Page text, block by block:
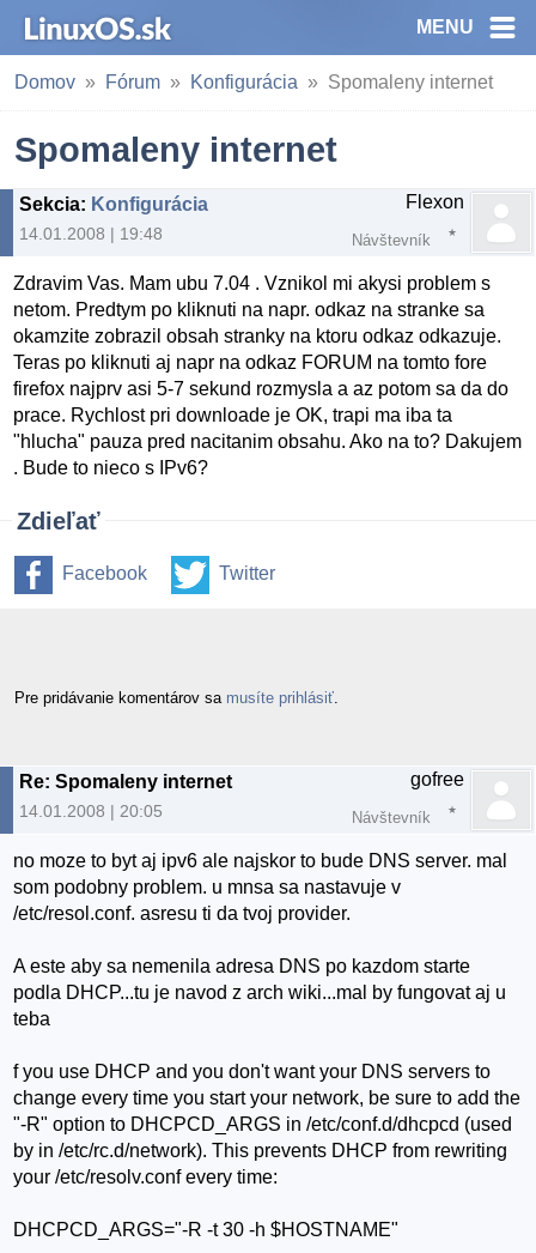
MENU
Domov Fórum Konfigurácia Spomaleny internet
Spomaleny internet
Sekcia: Konfigurácia
14.01.2008 | 19:48
Flexon
Návštevník
Zdravim Vas. Mam ubu 7.04 . Vznikol mi akysi problem s
netom. Predtym po kliknuti na napr. odkaz na stranke sa
okamzite zobrazil obsah stranky na ktoru odkaz odkazuje.
Teras po kliknuti aj napr na odkaz FORUM na tomto fore
firefox najprv asi 5-7 sekund rozmysla a az potom sa da do
prace. Rychlost pri downloade je OK, trapi ma iba ta
"hlucha" pauza pred nacitanim obsahu. Ako na to? Dakujem
. Bude to nieco s IPv6?
Zdieľať
Facebook Twitter
Pre pridávanie komentárov sa musíte prihlásiť
Re: Spomaleny internet
14.01.2008 | 20:05
gofree
Návštevník
no moze to byt aj ipv6 ale najskor to bude DNS server. mal
som podobny problem. u mnsa sa nastavuje v
/etc/resol.conf. asresu ti da tvoj provider.
A este aby sa nemenila adresa DNS po kazdom starte
podla DHCP...tu je navod z arch wiki...mal by fungovat aj u
teba
f you use DHCP and you don't want your DNS servers to
change every time you start your network, be sure to add the
"-R" option to DHCPCD_ARGS in /etc/conf.d/dhcpcd (used
by in /etc/rc.d/network). This prevents DHCP from rewriting
your /etc/resolv.conf every time:
DHCPCD_ARGS="-R -t 30 -h $HOSTNAME"